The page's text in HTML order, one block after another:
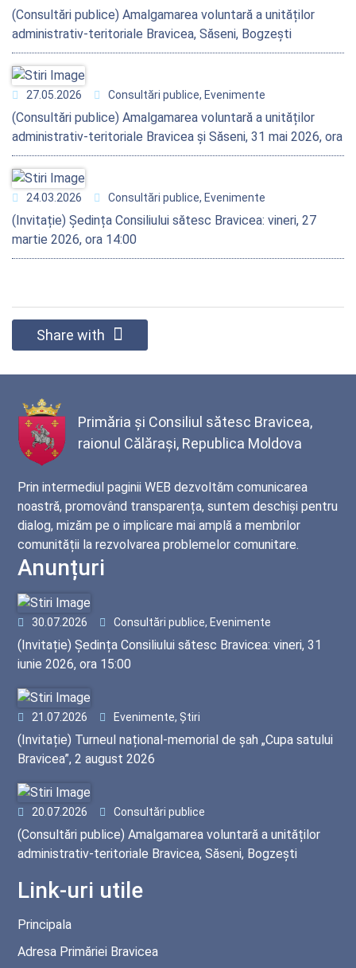
(Consultări publice) Amalgamarea voluntară a unităților
administrativ-teritoriale Bravicea, Săseni, Bogzești
27.05.2026 Consultări publice, Evenimente
(Consultări publice) Amalgamarea voluntară a unităților
administrativ-teritoriale Bravicea și Săseni, 31 mai 2026, ora
11:00
24.03.2026 Consultări publice, Evenimente
(Invitație) Ședința Consiliului sătesc Bravicea: vineri, 27
martie 2026, ora 14:00
Share with
Primăria și Consiliul sătesc Bravicea,
raionul Călărași, Republica Moldova
Prin intermediul paginii WEB dezvoltăm comunicarea
noastră, promovând transparența, suntem deschiși pentru
dialog, mizăm pe o implicare mai amplă a membrilor
comunității la rezvolvarea problemelor comunitare.
Anunțuri
30.07.2026 Consultări publice, Evenimente
(Invitație) Ședința Consiliului sătesc Bravicea: vineri, 31
iunie 2026, ora 15:00
21.07.2026 Evenimente, Știri
(Invitație) Turneul național-memorial de șah „Cupa satului
Bravicea”, 2 august 2026
20.07.2026 Consultări publice
(Consultări publice) Amalgamarea voluntară a unităților
administrativ-teritoriale Bravicea, Săseni, Bogzești
Link-uri utile
Principala
Adresa Primăriei Bravicea